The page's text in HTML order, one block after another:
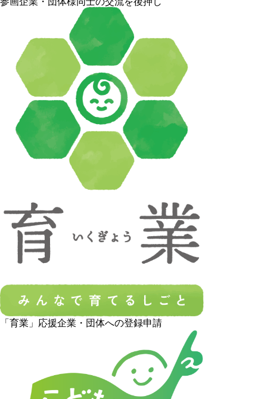
「育業」応援企業・団体への登録申請